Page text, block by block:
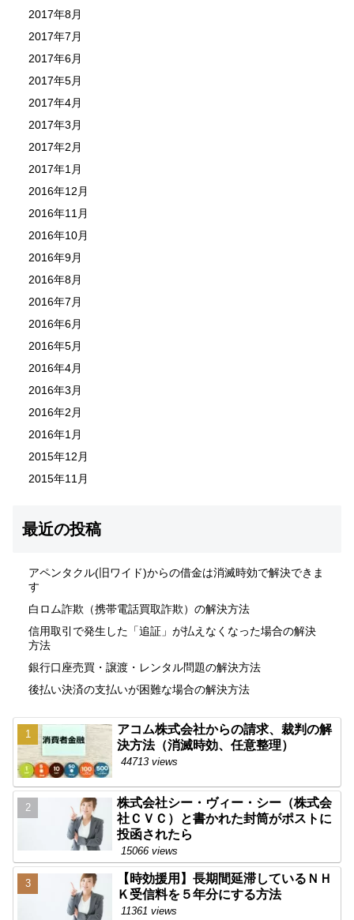
2017年8月
2017年7月
2017年6月
2017年5月
2017年4月
2017年3月
2017年2月
2017年1月
2016年12月
2016年11月
2016年10月
2016年9月
2016年8月
2016年7月
2016年6月
2016年5月
2016年4月
2016年3月
2016年2月
2016年1月
2015年12月
2015年11月
最近の投稿
アペンタクル(旧ワイド)からの借金は消滅時効で解決できま
す
白ロム詐欺（携帯電話買取詐欺）の解決方法
信用取引で発生した「追証」が払えなくなった場合の解決
方法
銀行口座売買・譲渡・レンタル問題の解決方法
後払い決済の支払いが困難な場合の解決方法
アコム株式会社からの請求、裁判の解
決方法（消滅時効、任意整理）
44713 views
株式会社シー・ヴィー・シー（株式会
社ＣＶＣ）と書かれた封筒がポストに
投函されたら
15066 views
【時効援用】長期間延滞しているＮＨ
Ｋ受信料を５年分にする方法
11361 views